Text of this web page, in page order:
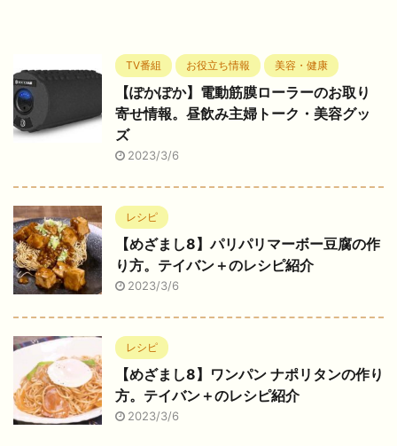
TV番組 お役立ち情報 美容・健康
【ぽかぽか】電動筋膜ローラーのお取り
寄せ情報。昼飲み主婦トーク・美容グッ
ズ
2023/3/6
レシピ
【めざまし8】パリパリマーボー豆腐の作
り方。テイバン＋のレシピ紹介
2023/3/6
レシピ
【めざまし8】ワンパン ナポリタンの作り
方。テイバン＋のレシピ紹介
2023/3/6